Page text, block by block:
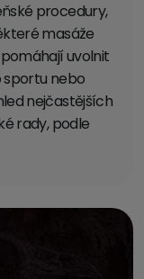
procedury,
masáže
uvolnit
sportu nebo
nejčastějších
rady, podle